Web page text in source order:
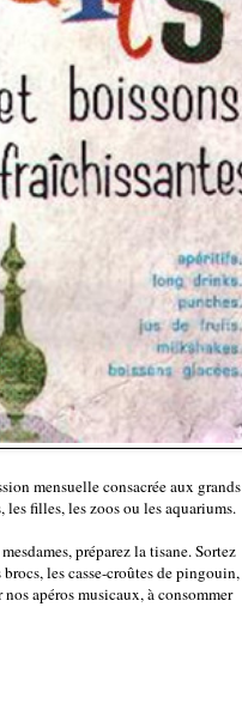
mensuelle consacrée aux grands
filles, les zoos ou les aquariums.
préparez la tisane. Sortez
les casse-croûtes de pingouin,
apéros musicaux, à consommer